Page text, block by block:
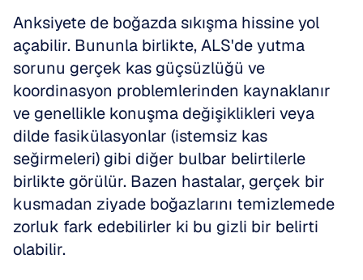
Anksiyete de boğazda sıkışma hissine yol
açabilir. Bununla birlikte, ALS'de yutma
sorunu gerçek kas güçsüzlüğü ve
koordinasyon problemlerinden kaynaklanır
ve genellikle konuşma değişiklikleri veya
dilde fasikülasyonlar (istemsiz kas
seğirmeleri) gibi diğer bulbar belirtilerle
birlikte görülür. Bazen hastalar, gerçek bir
kusmadan ziyade boğazlarını temizlemede
zorluk fark edebilirler ki bu gizli bir belirti
olabilir.